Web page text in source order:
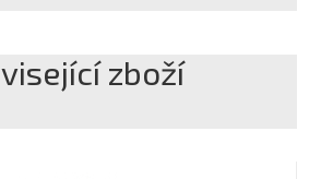
zboží